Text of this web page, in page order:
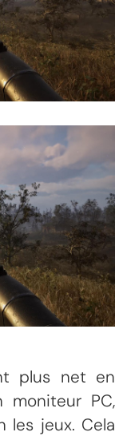
plus net en
moniteur PC,
les jeux. Cela